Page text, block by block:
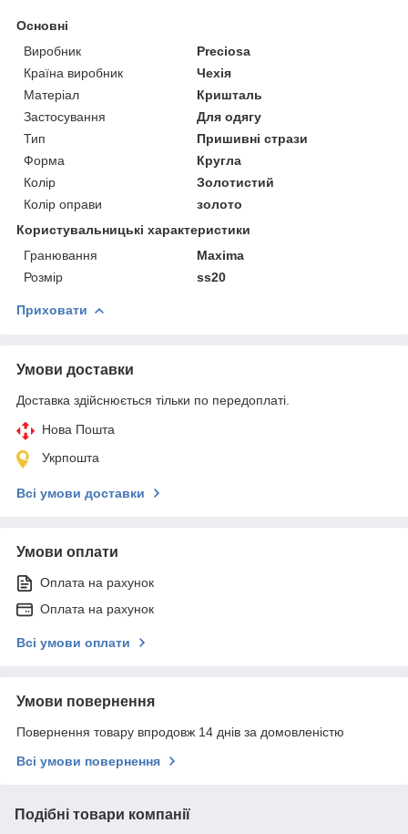
Основні
Виробник
Preciosa
Країна виробник
Чехія
Матеріал
Кришталь
Застосування
Для одягу
Тип
Пришивні стрази
Форма
Кругла
Колір
Золотистий
Колір оправи
золото
Користувальницькі характеристики
Гранювання
Maxima
Розмір
ss20
Приховати
Умови доставки
Доставка здійснюється тільки по передоплаті.
Нова Пошта
Укрпошта
Всі умови доставки
Умови оплати
Оплата на рахунок
Оплата на рахунок
Всі умови оплати
Умови повернення
Повернення товару впродовж 14 днів за домовленістю
Всі умови повернення
Подібні товари компанії